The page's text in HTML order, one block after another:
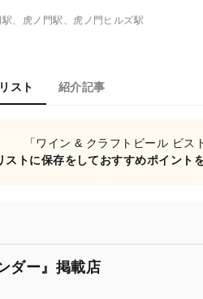
、虎ノ門駅、虎ノ門ヒルズ駅
スト 紹介記事
「ワイン & クラフトビール ビス
ストに保存をしておすすめポイント
ダー』掲載店